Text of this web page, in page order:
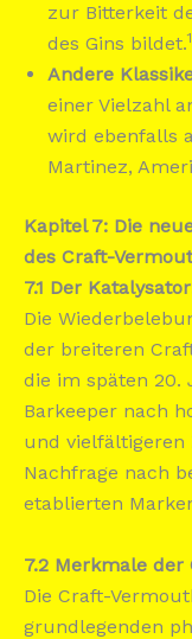
zur Bitterkeit
des Gins bildet.
Andere
einer Vielzahl
wird ebenfalls
Martinez,
Kapitel 7: Die
des Craft-
7.1 Der
Die
der breiteren
die im späten 20.
Barkeeper nach
und vielfältigeren
Nachfrage nach
etablierten
7.2 Merkmale der
Die Craft-
grundlegenden